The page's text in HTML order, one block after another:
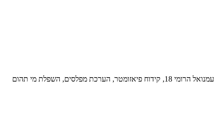
עמנואל הרומי 18, קידוח פיאזומטר, הערכת מפלסים, השפלת מי תהום